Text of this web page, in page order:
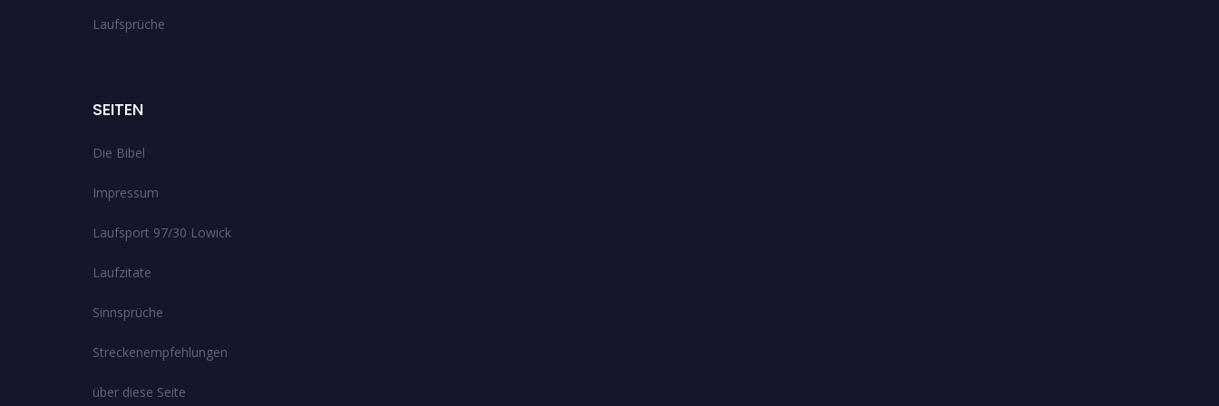
Laufsprüche
SEITEN
Die Bibel
Impressum
Laufsport 97/30 Lowick
Laufzitate
Sinnsprüche
Streckenempfehlungen
über diese Seite